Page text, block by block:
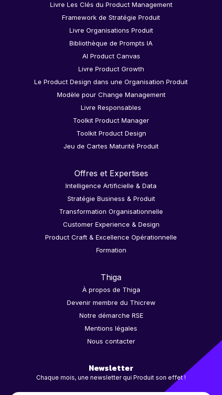
Livre Les Clés du Product Management
Framework de Stratégie Produit
Livre Organisations Produit
Bibliothèque de Prompts IA
AI Product Canvas
Livre Product Growth
Le Product Design dans une Organisation Produit
Modèle pour Change Management
Livre Responsables
Toolkit Product Manager
Toolkit Product Design
Jeu de Cartes Maturité Produit
Offres et Expertises
Intelligence Artificielle & Data
Stratégie Business & Produit
Transformation Organisationnelle
Customer Experience & Design
Product Craft & Excellence Opérationnelle
Formation
Thiga
À propos de Thiga
Devenir membre du Thicrew
Notre démarche RSE
Mentions légales
Nous contacter
Newsletter
Chaque mois, une newsletter qui Produit son effet !